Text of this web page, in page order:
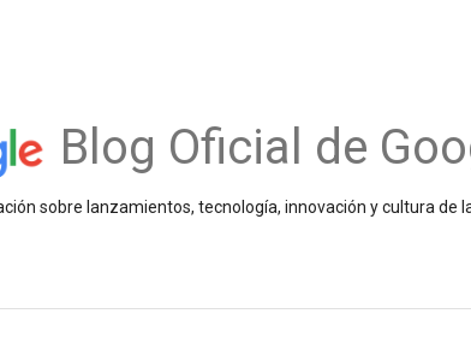
Blog Oficial de
sobre lanzamientos, tecnología, innovación y cultura de